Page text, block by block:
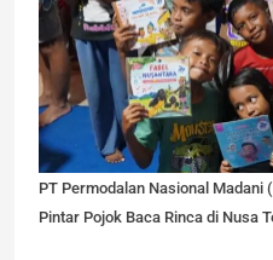
PT Permodalan Nasional Madani
Pintar Pojok Baca Rinca di Nusa